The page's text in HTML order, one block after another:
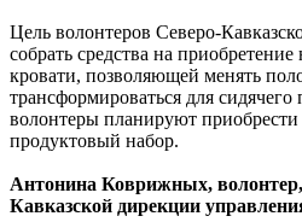
Цель волонтеров Северо-
собрать средства на
кровати, позволяющей менять
трансформироваться для
волонтеры планируют
продуктовый набор.
Антонина Коврижных,
Кавказской дирекции